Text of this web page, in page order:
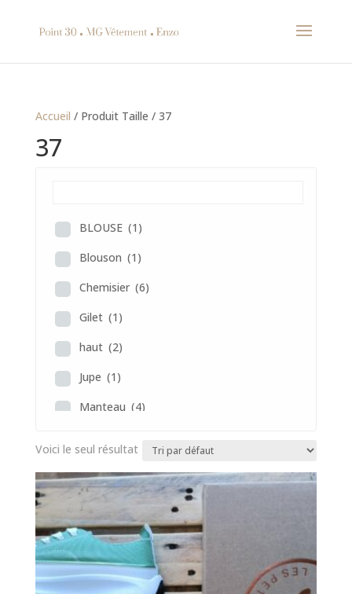
Accueil / Produit Taille / 37
37
BLOUSE (1)
Blouson (1)
Chemisier (6)
Gilet (1)
haut (2)
Jupe (1)
Manteau (4)
Pull
(8)
Robe(4)
Sac(4)
Veste(2)
Voici le seul résultat